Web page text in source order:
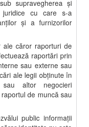
supravegherea şi
juridice cu care s-a
şi a furnizorilor
ale căror raporturi de
raportări prin
sau externe sau
ale legii obţinute în
altor negocieri
de muncă sau
public informaţii